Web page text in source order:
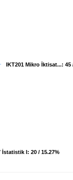
IKT201 Mikro İktisat...: 45
İstatistik I: 20 / 15.27%